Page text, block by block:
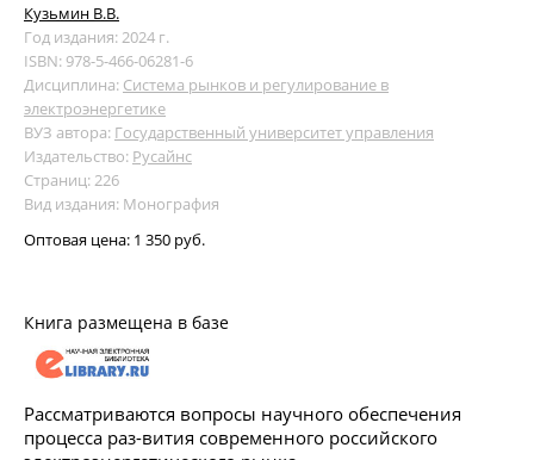
Кузьмин В.В.
Год издания: 2024 г.
ISBN: 978-5-466-06281-6
Дисциплина: Система рынков и регулирование в
электроэнергетике
ВУЗ автора: Государственный университет управления
Издательство: Русайнс
Страниц: 226
Вид издания: Монография
Оптовая цена: 1 350 руб.
Книга размещена в базе
Рассматриваются вопросы научного обеспечения
процесса раз-вития современного российского